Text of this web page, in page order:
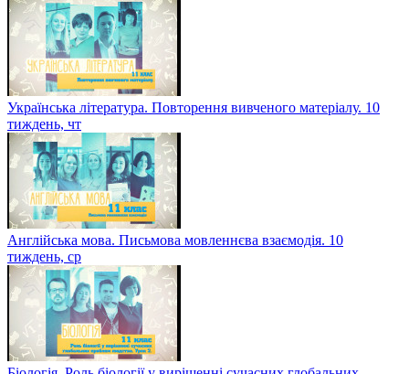
Українська література. Повторення вивченого матеріалу. 10
тиждень, чт
Англійська мова. Письмова мовленнєва взаємодія. 10
тиждень, ср